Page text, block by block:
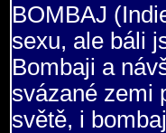
BOMBAJ
sexu, ale báli
Bombaji a
svázané zemi
světě, i